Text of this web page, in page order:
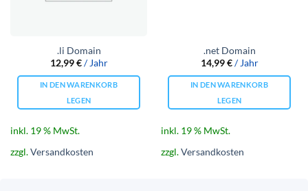
.li Domain
12,99€ / Jahr
IN DEN WARENKORB
LEGEN
inkl. 19 % MwSt.
zzgl.Versandkosten
.net Domain
14,99€ / Jahr
IN DEN WARENKORB
LEGEN
inkl. 19 % MwSt.
zzgl.Versandkosten